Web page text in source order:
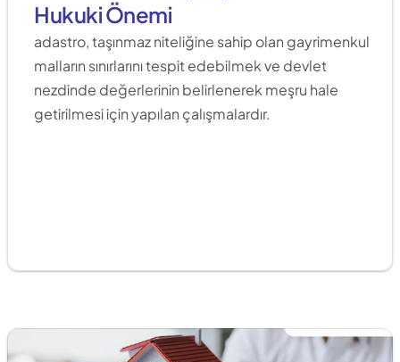
Hukuki Önemi
adastro, taşınmaz niteliğine sahip olan gayrimenkul
malların sınırlarını tespit edebilmek ve devlet
nezdinde değerlerinin belirlenerek meşru hale
getirilmesi için yapılan çalışmalardır.